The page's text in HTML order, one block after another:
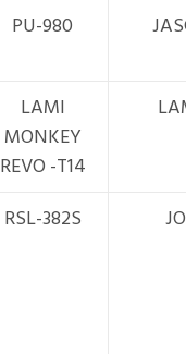
PU-980
LAMI
MONKEY
REVO -T14
RSL-382S